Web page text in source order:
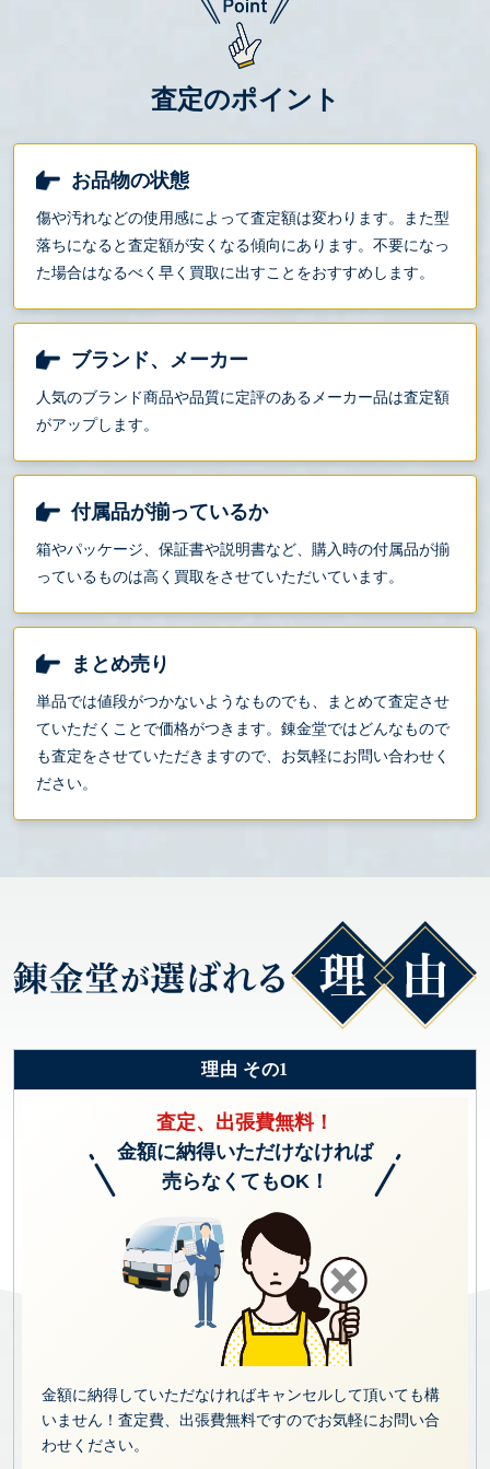
査定のポイント
お品物の状態
傷や汚れなどの使用感によって査定額は変わります。また型
落ちになると査定額が安くなる傾向にあります。不要になっ
た場合はなるべく早く買取に出すことをおすすめします。
ブランド、メーカー
人気のブランド商品や品質に定評のあるメーカー品は査定額
がアップします。
付属品が揃っているか
箱やパッケージ、保証書や説明書など、購入時の付属品が揃
っているものは高く買取をさせていただいています。
まとめ売り
単品では値段がつかないようなものでも、まとめて査定させ
ていただくことで価格がつきます。錬金堂ではどんなもので
も査定をさせていただきますので、お気軽にお問い合わせく
ださい。
理由 その1
査定、出張費無料！
金額に納得いただけなければ
売らなくてもOK！
金額に納得していただなければキャンセルして頂いても構
いません！査定費、出張費無料ですのでお気軽にお問い合
わせください。